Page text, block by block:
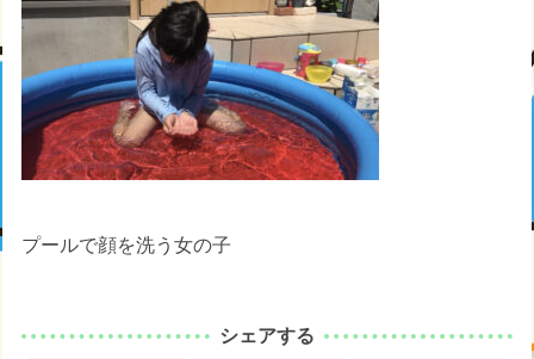
プールで顔を洗う女の子
シェアする